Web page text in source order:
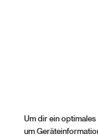
Um dir ein
um